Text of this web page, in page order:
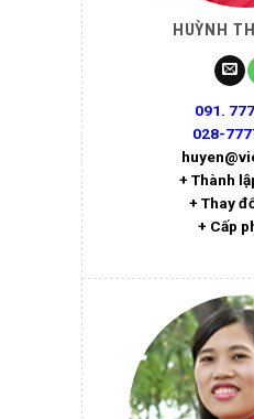
HUỲNH
091.
028-
+ Thành
+ Thay
+ Cấp